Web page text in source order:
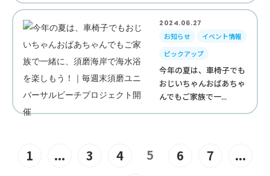
2024.06.27
お知らせ
イベント情報
ピックアップ
今年の夏は、車椅子でも
おじいちゃんおばあちゃ
んでもご家族で一...
1 ... 3 4 5 6 7
...